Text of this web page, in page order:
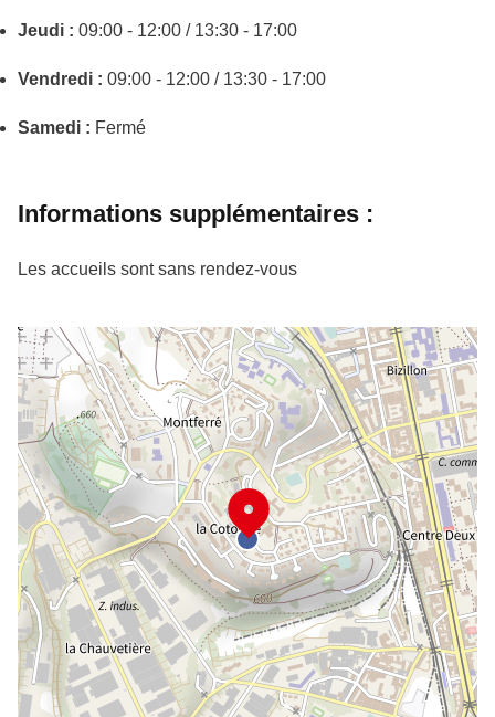
Jeudi : 09:00 - 12:00 / 13:30 - 17:00
Vendredi : 09:00 - 12:00 / 13:30 - 17:00
Samedi : Fermé
Informations supplémentaires :
Les accueils sont sans rendez-vous